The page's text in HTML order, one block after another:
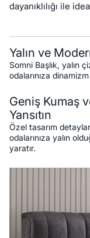
dayanıklılığı ile
Yalın ve
Somni Başlık, yalın
odalarınıza
Geniş Kumaş
Yansıtın
Özel tasarım
odalarınıza yalın
yaratır.